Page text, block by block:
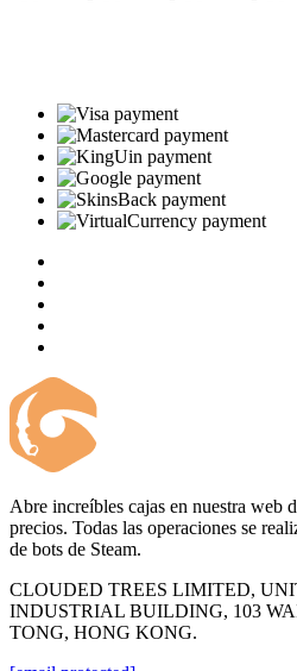
Abre increíbles cajas en nuestra web
precios. Todas las operaciones se
de bots de Steam.
CLOUDED TREES LIMITED,
INDUSTRIAL BUILDING, 103
TONG, HONG KONG.